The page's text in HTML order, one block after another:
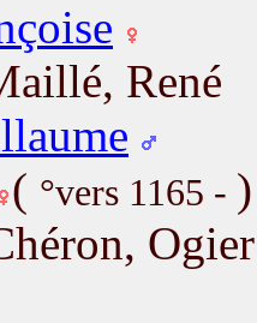
René
( °vers 1165 - )
Ogier